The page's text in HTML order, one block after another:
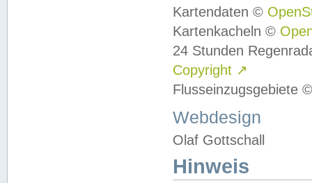
Kartendaten ©
Kartenkacheln ©
24 Stunden
Copyright ↗
Flusseinzugsgebiete
Webdesign
Olaf Gottschall
Hinweis